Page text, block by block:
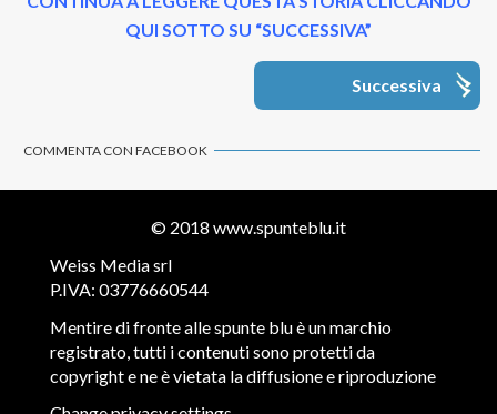
QUI SOTTO SU “SUCCESSIVA”
Successiva
COMMENTA CON FACEBOOK
© 2018 www.spunteblu.it
Weiss Media srl
P.IVA: 03776660544
Mentire di fronte alle spunte blu è un marchio
registrato, tutti i contenuti sono protetti da
copyright e ne è vietata la diffusione e riproduzione